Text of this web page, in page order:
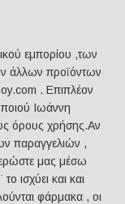
εμπορίου ,των
άλλων προϊόντων
. Επιπλέον
Ιωάννη
όρους χρήσης.Αν
παραγγελιών ,
μας μέσω
ισχύει και και
φάρμακα , οι